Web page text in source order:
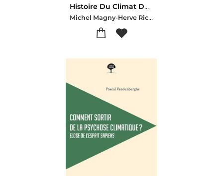
Histoire Du Climat Dans Les Montagnes Du Jura : Ecosystemes Et Societes Face A Un Avenir Incertain
Michel Magny-Herve Richard-Collectif